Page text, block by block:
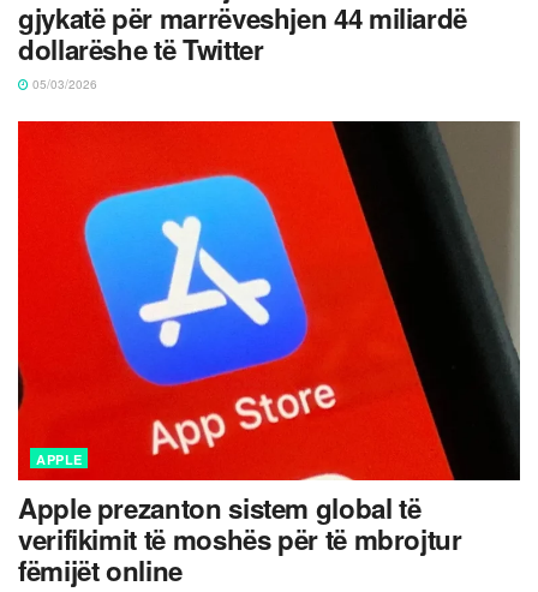
gjykatë për marrëveshjen 44 miliardë
dollarëshe të Twitter
05/03/2026
APPLE
Apple prezanton sistem global të
verifikimit të moshës për të mbrojtur
fëmijët online